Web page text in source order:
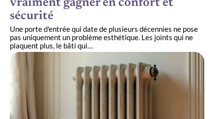
vraiment gagner en confort et
sécurité
Une porte d'entrée qui date de plusieurs décennies ne pose
pas uniquement un problème esthétique. Les joints qui ne
plaquent plus, le bâti qui…